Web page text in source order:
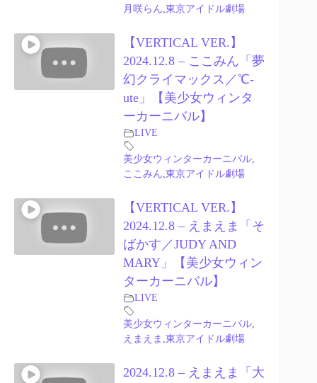
月咲らん 東京アイドル劇場
【VERTICAL VER.】
2024.12.8 – ここみん「夢
幻クライマックス／℃-
ute」【美少女ウィンタ
ーカーニバル】
LIVE
美少女ウィンターカーニバル,
ここみん 東京アイドル劇場
【VERTICAL VER.】
2024.12.8 – えまえま「そ
ばかす／JUDY AND
MARY」【美少女ウィン
ターカーニバル】
LIVE
美少女ウィンターカーニバル,
えまえま 東京アイドル劇場
2024.12.8 – えまえま「大